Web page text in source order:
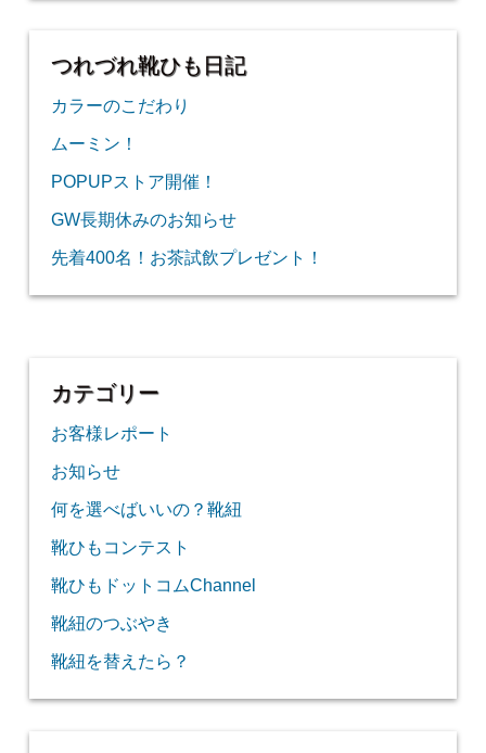
つれづれ靴ひも日記
カラーのこだわり
ムーミン！
POPUPストア開催！
GW長期休みのお知らせ
先着400名！お茶試飲プレゼント！
カテゴリー
お客様レポート
お知らせ
何を選べばいいの？靴紐
靴ひもコンテスト
靴ひもドットコムChannel
靴紐のつぶやき
靴紐を替えたら？